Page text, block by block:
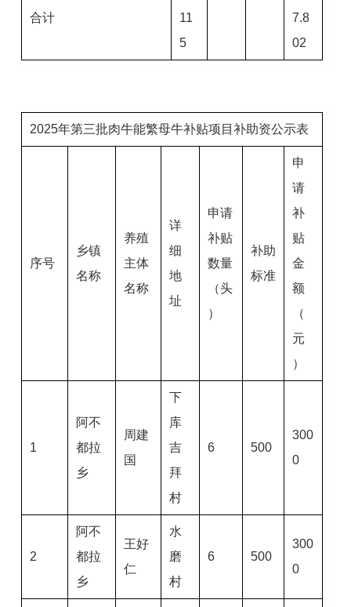
合计
11
5
7.8
02
2025年第三批肉牛能繁母牛补贴项目补助资公示表
序号
乡镇
名称
养殖
主体
名称
详
细
地
址
申请
补贴
数量
（头
）
补助
标准
申
请
补
贴
金
额
（
元
）
1
阿不
都拉
乡
周建
国
下
库
吉
拜
村
6 500
300
0
2
阿不
都拉
乡
王好
仁
水
磨
村
6 500
300
0